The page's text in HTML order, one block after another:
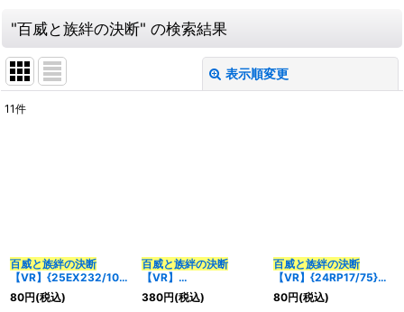
"百威と族絆の決断" の検索結果
表示順変更
検索キーワードをお願い致します
カテゴリ
11件
百威と族絆の決断
【VR】{25EX232/105}
《多》
80円(税込)
百威と族絆の決断
【VR】
{24RP1TR11/TR11}
《多》
380円(税込)
百威と族絆の決断
【VR】{24RP17/75}
《多》
80円(税込)